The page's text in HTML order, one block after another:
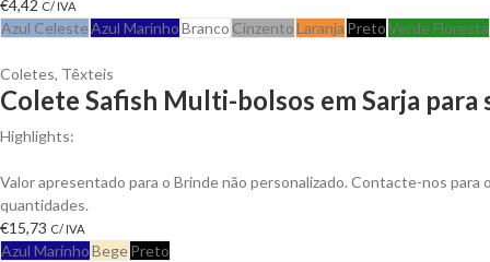
€4,42 C/ IVA
Azul CelesteAzul MarinhoBranco CinzentoLaranja PretoVerde Floresta
Coletes, Têxteis
Colete Safish Multi-bolsos em Sarja para
Highlights:
Valor apresentado para o Brinde não personalizado. Contacte-nos
quantidades.
€15,73 C/ IVA
Azul MarinhoBegePreto